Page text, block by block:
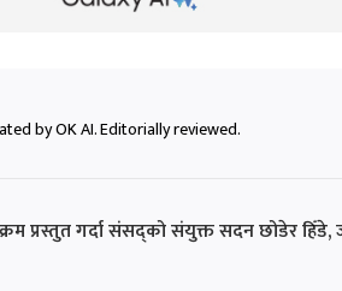
by OK AI. Editorially reviewed.
प्रस्तुत गर्दा संसद्को संयुक्त सदन छोडेर